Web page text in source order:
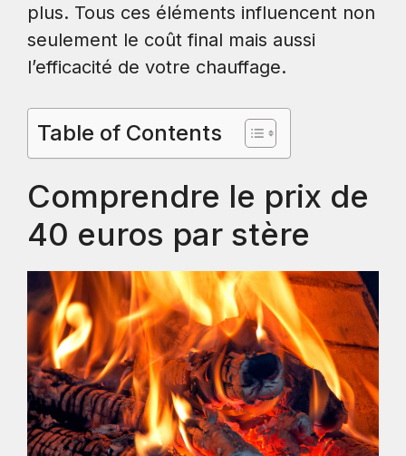
plus. Tous ces éléments influencent non
seulement le coût final mais aussi
l’efficacité de votre chauffage.
Table of Contents
Comprendre le prix de
40 euros par stère